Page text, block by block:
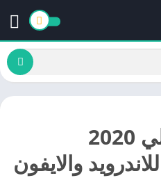
تحميل برنامج دليلي 2020